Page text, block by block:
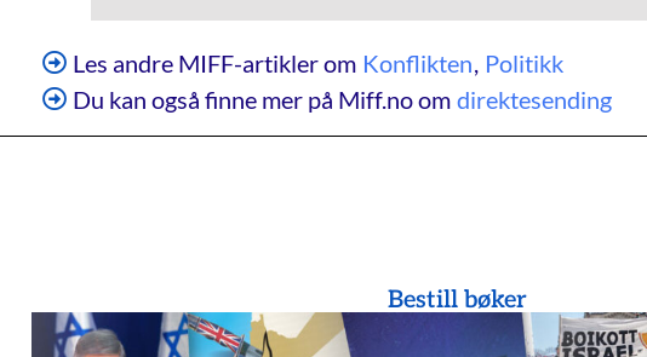
Les andre MIFF-artikler om Konflikten, Politikk
Du kan også finne mer på Miff.no om direktesending
Bestill bøker